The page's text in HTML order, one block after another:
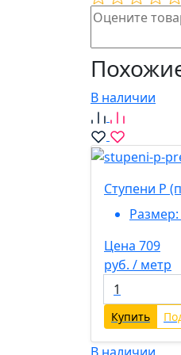
В наличии
Ступени P
Размер:
Цена 709
руб. / метр
Купить